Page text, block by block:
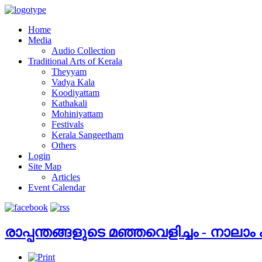
Home
Media
Audio Collection
Traditional Arts of Kerala
Theyyam
Vadya Kala
Koodiyattam
Kathakali
Mohiniyattam
Festivals
Kerala Sangeetham
Others
Login
Site Map
Articles
Event Calendar
രാപ്പന്തങ്ങളുടെ മഞ്ഞവെളിച്ചം - നാലാം